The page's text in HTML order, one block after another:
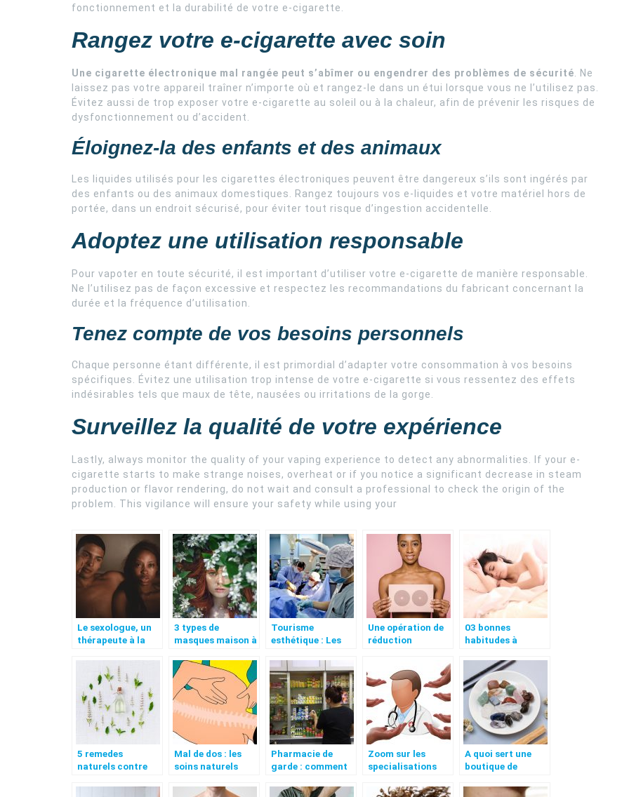
fonctionnement et la durabilité de votre e-cigarette.
Rangez votre e-cigarette avec soin
Une cigarette électronique mal rangée peut s’abîmer ou engendrer des problèmes de sécurité. Ne
laissez pas votre appareil traîner n’importe où et rangez-le dans un étui lorsque vous ne l’utilisez pas.
Évitez aussi de trop exposer votre e-cigarette au soleil ou à la chaleur, afin de prévenir les risques de
dysfonctionnement ou d’accident.
Éloignez-la des enfants et des animaux
Les liquides utilisés pour les cigarettes électroniques peuvent être dangereux s’ils sont ingérés par
des enfants ou des animaux domestiques. Rangez toujours vos e-liquides et votre matériel hors de
portée, dans un endroit sécurisé, pour éviter tout risque d’ingestion accidentelle.
Adoptez une utilisation responsable
Pour vapoter en toute sécurité, il est important d’utiliser votre e-cigarette de manière responsable.
Ne l’utilisez pas de façon excessive et respectez les recommandations du fabricant concernant la
durée et la fréquence d’utilisation.
Tenez compte de vos besoins personnels
Chaque personne étant différente, il est primordial d’adapter votre consommation à vos besoins
spécifiques. Évitez une utilisation trop intense de votre e-cigarette si vous ressentez des effets
indésirables tels que maux de tête, nausées ou irritations de la gorge.
Surveillez la qualité de votre expérience
Lastly, always monitor the quality of your vaping experience to detect any abnormalities. If your e-
cigarette starts to make strange noises, overheat or if you notice a significant decrease in steam
production or flavor rendering, do not wait and consult a professional to check the origin of the
problem. This vigilance will ensure your safety while using your
Le sexologue, un
thérapeute à la
couples
3 types de
masques maison à
fréquemment sur
votre visage
Tourisme
esthétique : Les
idéales
Une opération de
réduction
plus qu’une simple
question de
beauté
03 bonnes
habitudes à
santé parfaite
5 remedes
naturels contre
Mal de dos : les
soins naturels
Pharmacie de
garde : comment
rapidement ?
Zoom sur les
specialisations
A quoi sert une
boutique de